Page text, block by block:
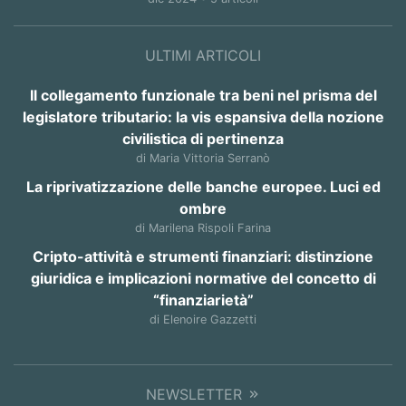
ULTIMI ARTICOLI
Il collegamento funzionale tra beni nel prisma del
legislatore tributario: la vis espansiva della nozione
civilistica di pertinenza
di Maria Vittoria Serranò
La riprivatizzazione delle banche europee. Luci ed
ombre
di Marilena Rispoli Farina
Cripto-attività e strumenti finanziari: distinzione
giuridica e implicazioni normative del concetto di
“finanziarietà”
di Elenoire Gazzetti
NEWSLETTER